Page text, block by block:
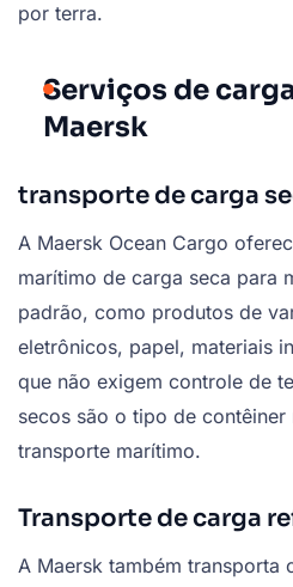
por terra.
Serviços de
Maersk
transporte de carga
A Maersk Ocean Cargo
marítimo de carga seca para
padrão, como produtos de
eletrônicos, papel, materiais
que não exigem controle de
secos são o tipo de
transporte marítimo.
Transporte de carga
A Maersk também transporta